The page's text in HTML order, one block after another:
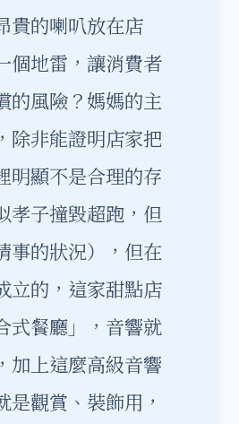
貴的喇叭放在店
個地雷，讓消費者
的風險？媽媽的主
除非能證明店家把
明顯不是合理的存
孝子撞毀超跑，但
事的狀況），但在
立的，這家甜點店
式餐廳」，音響就
加上這麼高級音響
是觀賞、裝飾用，